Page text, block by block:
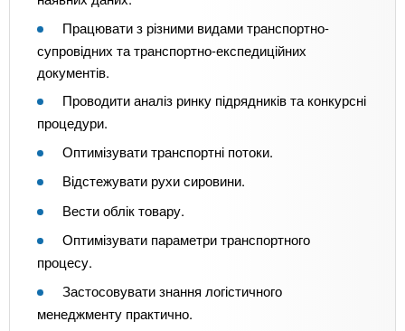
Працювати з різними видами транспортно-
супровідних та транспортно-експедиційних
документів.
Проводити аналіз ринку підрядників та конкурсні
процедури.
Оптимізувати транспортні потоки.
Відстежувати рухи сировини.
Вести облік товару.
Оптимізувати параметри транспортного
процесу.
Застосовувати знання логістичного
менеджменту практично.